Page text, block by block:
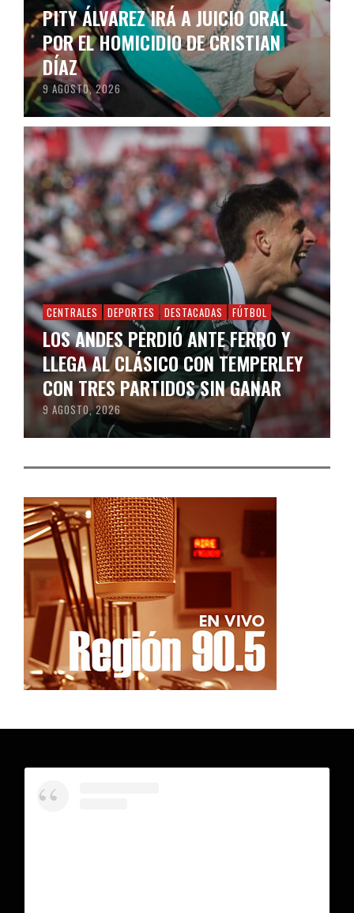
PITY ÁLVAREZ IRÁ A JUICIO ORAL
POR EL HOMICIDIO DE CRISTIAN
DÍAZ
9 AGOSTO, 2026
CENTRALES DEPORTES DESTACADAS FÚTBOL
LOS ANDES PERDIÓ ANTE FERRO Y
LLEGA AL CLÁSICO CON TEMPERLEY
CON TRES PARTIDOS SIN GANAR
9 AGOSTO, 2026